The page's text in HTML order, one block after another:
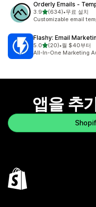
Orderly Emails ‑
3.9별 5개 중
(634)
총 리뷰 634개
•무료 설치
Customizable email
Flashy: Email
5.0별 5개 중
(20)
총 리뷰 20개
•월 $40부터
All-In-One Marketing
앱을 추